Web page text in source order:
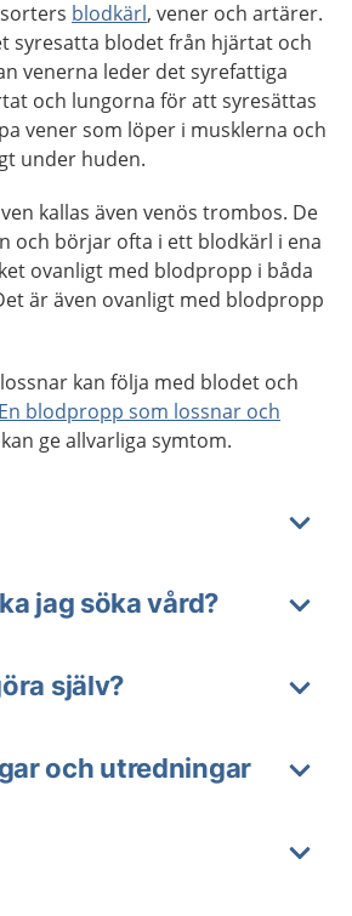
blodkärl, vener och artärer.
syresatta blodet från hjärtat och
venerna leder det syrefattiga
och lungorna för att syresättas
vener som löper i musklerna och
under huden.
kallas även venös trombos. De
och börjar ofta i ett blodkärl i ena
ovanligt med blodpropp i båda
är även ovanligt med blodpropp
kan följa med blodet och
En blodpropp som lossnar och
kan ge allvarliga symtom.
jag söka vård?
själv?
och utredningar